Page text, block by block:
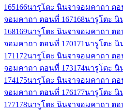
165166นารูโตะ นินจาจอมคาถา ตอ
จอมคาถา ตอนที่ 167168นารูโตะ นิ
168169นารูโตะ นินจาจอมคาถา ตอ
จอมคาถา ตอนที่ 170171 นารูโตะ นิ
171 172นารูโตะ นินจาจอมคาถา ตอ
จอมคาถา ตอนที่ 173174นารูโตะ นิ
174175นารูโตะ นินจาจอมคาถา ตอ
จอมคาถา ตอนที่ 176177นารูโตะ นิ
177178นารูโตะ นินจาจอมคาถา ตอ